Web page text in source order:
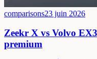
comparisons23 juin 2026
Zeekr X vs Volvo
premium